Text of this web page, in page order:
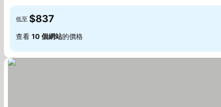
低至 $837
查看 10 個網站的價格